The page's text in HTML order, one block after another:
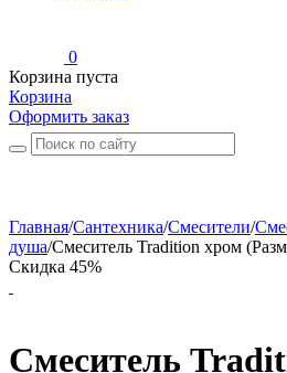
0
Корзина пуста
Корзина
Оформить заказ
Главная/Сантехника/Смесители/
душа/Смеситель Tradition хром
Скидка 45%
Смеситель